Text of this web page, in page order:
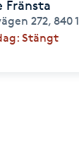
Fränsta
272, 840 12,
Stängt